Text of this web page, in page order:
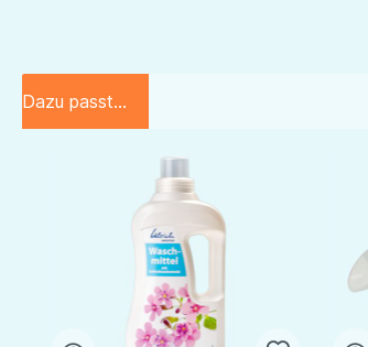
Dazu passt...
Produktgalerie überspringen